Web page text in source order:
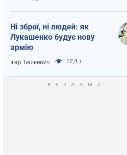
Ні зброї, ні людей: як
Лукашенко будує нову
армію
Ігар Тишкевич 12,4 т.